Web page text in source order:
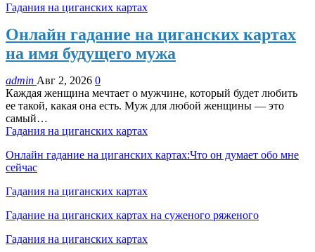
Гадания на циганских картах
Онлайн гадание на циганских картах
на имя будущего мужа
admin Авг 2, 2026 0
Каждая женщина мечтает о мужчине, который будет любить
ее такой, какая она есть. Муж для любой женщины — это
самый…
Гадания на циганских картах
Онлайн гадание на циганских картах:Что он думает обо мне
сейчас
Гадания на циганских картах
Гадание на циганских картах на суженого ряженого
Гадания на циганских картах